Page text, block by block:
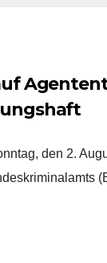
den 2.